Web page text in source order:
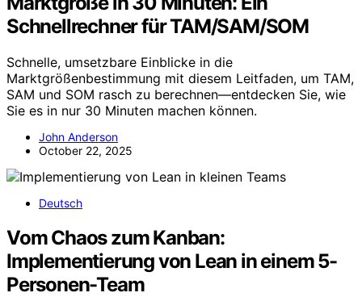
Schnellrechner für TAM/SAM/SOM
Schnelle, umsetzbare Einblicke in die
Marktgrößenbestimmung mit diesem Leitfaden, um TAM,
SAM und SOM rasch zu berechnen—entdecken Sie, wie
Sie es in nur 30 Minuten machen können.
John Anderson
October 22, 2025
Deutsch
Vom Chaos zum Kanban:
Implementierung von Lean in einem 5-
Personen-Team